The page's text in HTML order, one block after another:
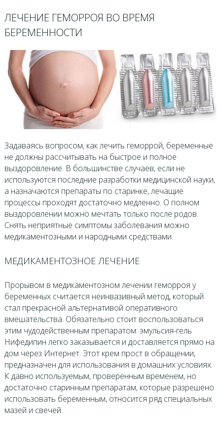
ЛЕЧЕНИЕ ГЕМОРРОЯ ВО ВРЕМЯ
БЕРЕМЕННОСТИ
Задаваясь вопросом, как лечить геморрой, беременные
не должны рассчитывать на быстрое и полное
выздоровление. В большинстве случаев, если не
используются последние разработки медицинской науки,
а назначаются препараты по старинке, лечащие
процессы проходят достаточно медленно. О полном
выздоровлении можно мечтать только после родов.
Снять неприятные симптомы заболевания можно
медикаментозными и народными средствами.
МЕДИКАМЕНТОЗНОЕ ЛЕЧЕНИЕ
Прорывом в медикаментозном лечении геморроя у
беременных считается неинвазивный метод, который
стал прекрасной альтернативой оперативного
вмешательства. Обязательно стоит воспользоваться
этим чудодейственным препаратом: эмульсия-гель
Нифедипин легко заказывается и доставляется прямо на
дом через Интернет. Этот крем прост в обращении,
предназначен для использования в домашних условиях.
К давно используемым, проверенным временем, но
достаточно старинным препаратам, которые разрешено
использовать беременным, относится ряд специальных
мазей и свечей.